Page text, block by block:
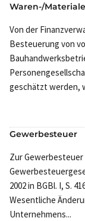
Waren-/
Von der
Besteuerung von
geschätzt werden,
Gewerbesteuer
Zur
2002 in BGBl. I, S.
Wesentliche
Unternehmens...